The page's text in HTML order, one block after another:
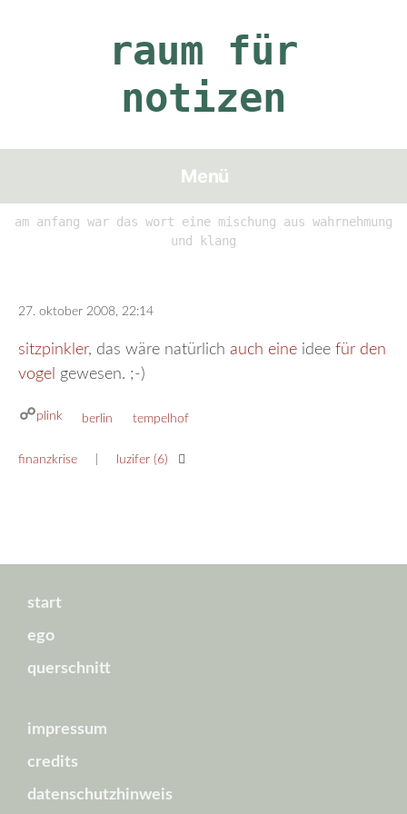
raum für
notizen
Menü
am anfang war das wort eine mischung aus wahrnehmung
und klang
27. oktober 2008, 22:14
sitzpinkler, das wäre natürlich auch eine idee für den
vogel gewesen. ;-)
plink kategorien
berlin schlagwörter
tempelhof
finanzkrise luzifer (6)
start
ego
querschnitt
impressum
credits
datenschutzhinweis